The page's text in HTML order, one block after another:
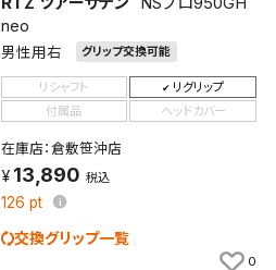
neo
男性用右 グリップ交換可能
リシャフト
リグリップ
付属品
ヘッドカバー
在庫店：倉敷笹沖店
13,890 税込
126 pt
交換グリップ一覧
0